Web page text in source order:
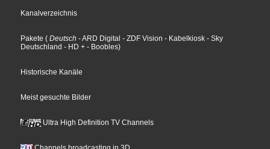
Kanalverzeichnis
Pakete ( Deutsch - ARD Digital - ZDF Vision - Kabelkiosk - Sky
Deutschland - HD + - Boobles)
Historische Kanäle
Meist gesuchte Bilder
Ultra High Definition TV Channels